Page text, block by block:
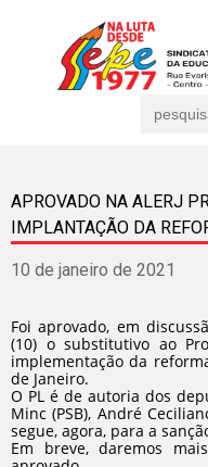
for:
APROVADO NA ALERJ
IMPLANTAÇÃO DA
10 de janeiro de 2021
Foi aprovado, em
(10) o substitutivo ao
implementação da
de Janeiro.
O PL é de autoria dos
Minc (PSB), André
segue, agora, para a
Em breve, daremos